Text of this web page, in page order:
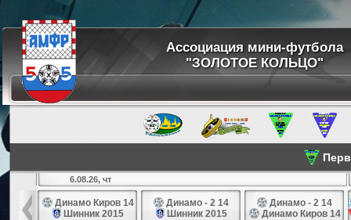
Ассоциация мини-футбола
"ЗОЛОТОЕ КОЛЬЦО"
14
6.08.26, чт
Динамо Киров 14
Шинник 2015
Динамо - 2 14
Шинник 2015
Динамо - 2 14
Динамо Киров 14